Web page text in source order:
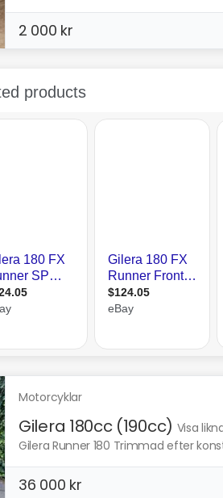
2 000 kr
Motorcyklar
Gilera 180cc (190cc) Visa
Gilera Runner 180 Trimmad efter
36 000 kr